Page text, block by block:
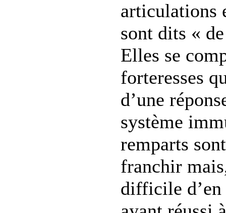
articulations
sont dits «
Elles se
forteresses
d’une
système
remparts
franchir
difficile